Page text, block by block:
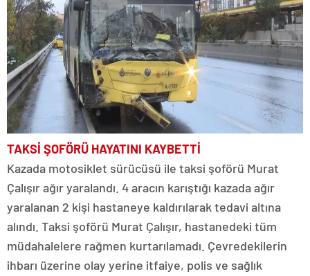
TAKSİ ŞOFÖRÜ HAYATINI KAYBETTİ
Kazada motosiklet sürücüsü ile taksi şoförü Murat
Çalışır ağır yaralandı. 4 aracın karıştığı kazada ağır
yaralanan 2 kişi hastaneye kaldırılarak tedavi altına
alındı. Taksi şoförü Murat Çalışır, hastanedeki tüm
müdahalelere rağmen kurtarılamadı. Çevredekilerin
ihbarı üzerine olay yerine itfaiye, polis ve sağlık